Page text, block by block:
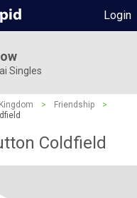
Login
Singles
> Friendship
>
Coldfield